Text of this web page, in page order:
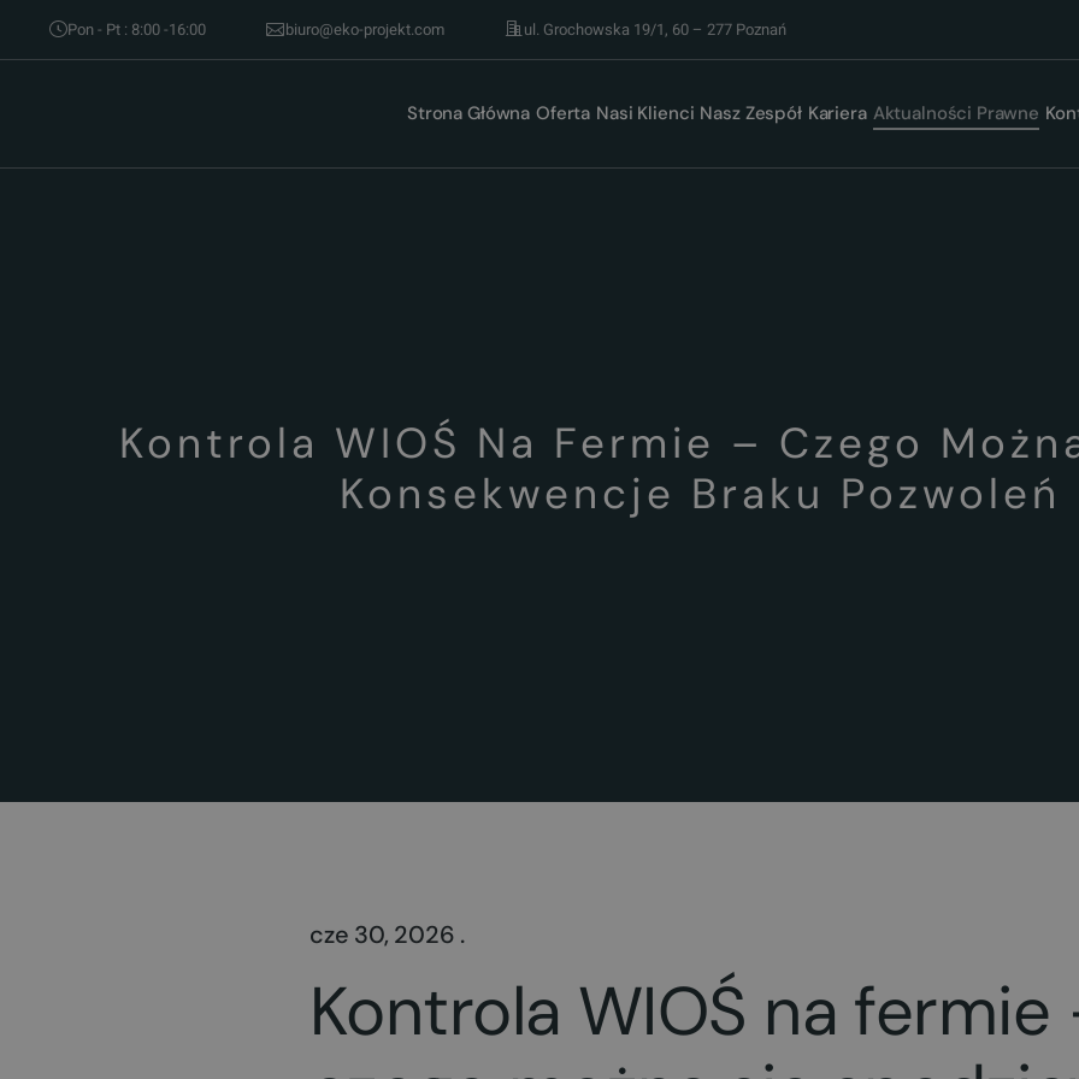
Pon - Pt : 8:00 -16:00 biuro@eko-projekt.com ul. Grochowska 19/1, 60 – 277 Poznań
Strona Główna Oferta Nasi Klienci Nasz Zespół Kariera Aktualności Prawne
Kontrola WIOŚ Na Fermie ­– Czego
Konsekwencje Braku
cze 30, 2026 .
Kontrola WIOŚ na fermie